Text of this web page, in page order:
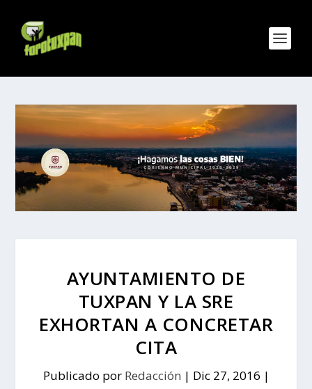
AYUNTAMIENTO DE
TUXPAN Y LA SRE
EXHORTAN A CONCRETAR
CITA
Publicado por Redacción | Dic 27, 2016 |